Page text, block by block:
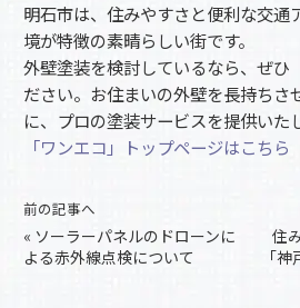
明石市は、住みやすさと便利な交通
境が特徴の素晴らしい街です。
外壁塗装を検討しているなら、ぜひ
ださい。お住まいの外壁を長持ちさ
に、プロの塗装サービスを提供いた
「ワンエコ」トップページはこちら
前の記事へ
« ソーラーパネルのドローンに
よる赤外線点検について
住
「